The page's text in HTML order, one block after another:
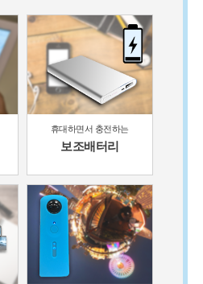
휴대하면서 충전하는
보조배터리